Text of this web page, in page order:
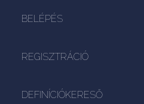
BELÉPÉS
REGISZTRÁCIÓ
DEFINÍCIÓKERESŐ